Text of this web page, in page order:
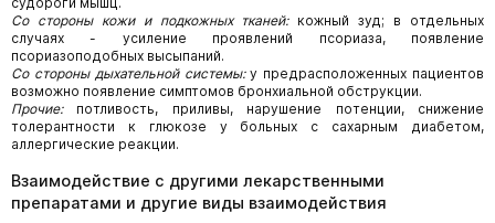
Со стороны кожи и подкожных тканей:кожный зуд; в отдельных
случаях - усиление проявлений псориаза, появление
псориазоподобных высыпаний.
Со стороны дыхательной системы:у предрасположенных пациентов
возможно появление симптомов бронхиальной обструкции.
Прочие:потливость, приливы, нарушение потенции, снижение
толерантности к глюкозе у больных с сахарным диабетом,
аллергические реакции.
Взаимодействие с другими лекарственными
препаратами и другие виды взаимодействия